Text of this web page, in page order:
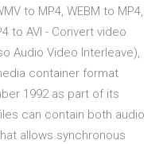
to MP4, WEBM to MP4,
to AVI - Convert video
Audio Video Interleave),
container format
1992 as part of its
can contain both audio
allows synchronous